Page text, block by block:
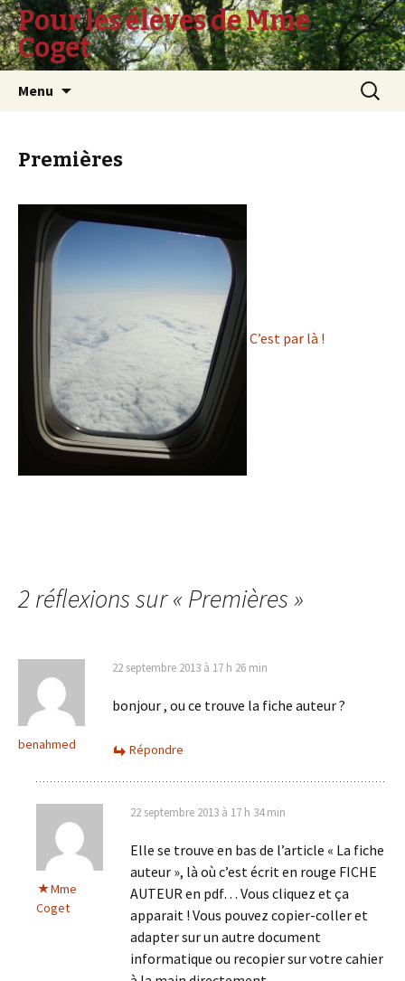
Pour les élèves de Mme
Coget
Menu
Premières
C’est par là !
2 réflexions sur « Premières»
benahmed
22 septembre 2013 à 17 h 26 min
bonjour , ou ce trouve la fiche auteur ?
Répondre
Mme
Coget
22 septembre 2013 à 17 h 34 min
Elle se trouve en bas de l’article « La fiche
auteur », là où c’est écrit en rouge FICHE
AUTEUR en pdf… Vous cliquez et ça
apparait ! Vous pouvez copier-coller et
adapter sur un autre document
informatique ou recopier sur votre cahier